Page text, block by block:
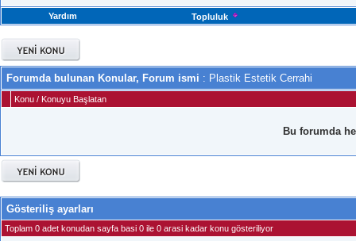
Yardım Topluluk
Forumda bulunan Konular, Forum ismi : Plastik Estetik Cerrahi
Konu / Konuyu Başlatan
Bu forumda
Gösteriliş ayarları
Toplam 0 adet konudan sayfa basi 0 ile 0 arasi kadar konu gösteriliyor